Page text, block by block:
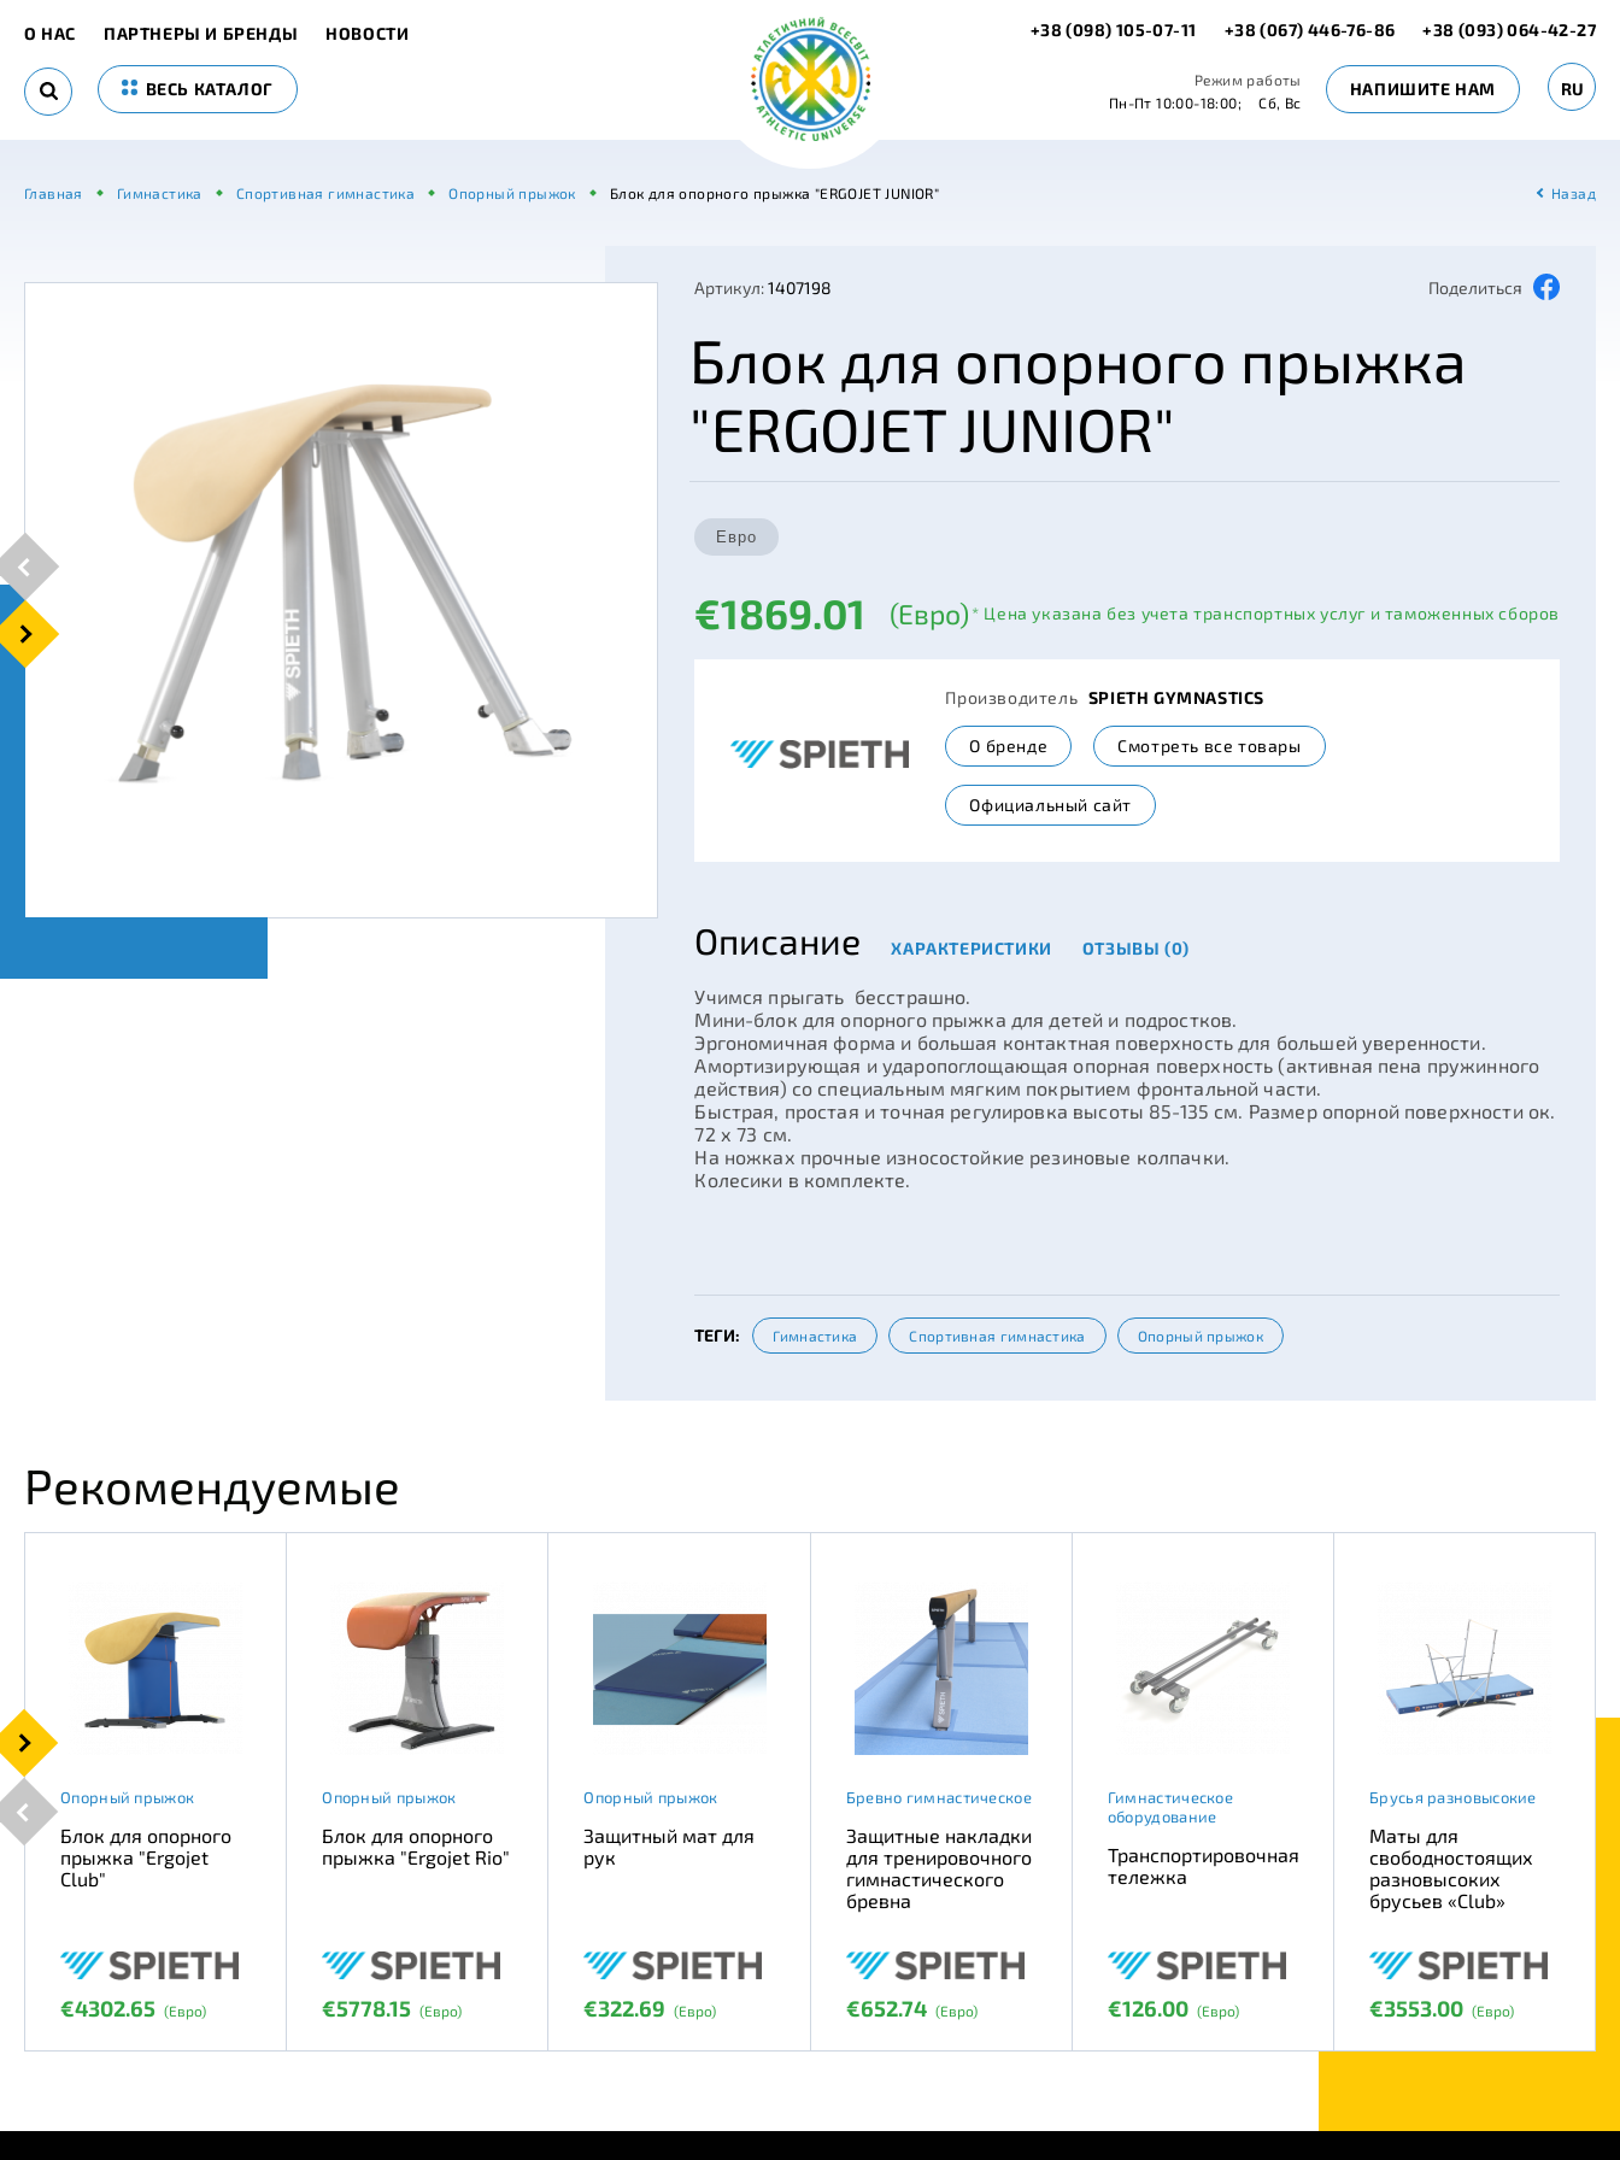
О НАС ПАРТНЕРЫ И БРЕНДЫ НОВОСТИ
ВЕСЬ КАТАЛОГ
+38 (098) 105-07-11 +38 (067) 446-76-86 +38 (093) 064-42-27
Режим работы
Пн-Пт 10:00-18:00;
Сб, Вс
НАПИШИТЕ НАМ RU
Главная Гимнастика Спортивная гимнастика Опорный прыжок Блок для опорного прыжка "ERGOJET JUNIOR" Назад
Артикул:1407198 Поделиться
Блок для опорного прыжка
"ERGOJET JUNIOR"
€1869.01 (Евро) * Цена указана без учета транспортных услуг и таможенных сборов
Производитель SPIETH GYMNASTICS
О бренде Смотреть все товары
Официальный сайт
Описание ХАРАКТЕРИСТИКИ ОТЗЫВЫ (0)
Учимся прыгать бесстрашно.
Мини-блок для опорного прыжка для детей и подростков.
Эргономичная форма и большая контактная поверхность для большей уверенности.
Амортизирующая и ударопоглощающая опорная поверхность (активная пена пружинного
действия) со специальным мягким покрытием фронтальной части.
Быстрая, простая и точная регулировка высоты 85-135 см. Размер опорной поверхности ок.
72 х 73 см.
На ножках прочные износостойкие резиновые колпачки.
Колесики в комплекте.
ТЕГИ: Гимнастика Спортивная гимнастика Опорный прыжок
Рекомендуемые
Опорный прыжок
Блок для опорного
прыжка "Ergojet
Club"
€4302.65 (Евро)
Опорный прыжок
Блок для опорного
прыжка "Ergojet Rio"
€5778.15 (Евро)
Опорный прыжок
Защитный мат для
рук
€322.69 (Евро)
Бревно гимнастическое
Защитные накладки
для тренировочного
гимнастического
бревна
€652.74 (Евро)
Гимнастическое
оборудование
Транспортировочная
тележка
€126.00 (Евро)
Брусья разновысокие
Маты для
свободностоящих
разновысоких
брусьев «Club»
€3553.00 (Евро)